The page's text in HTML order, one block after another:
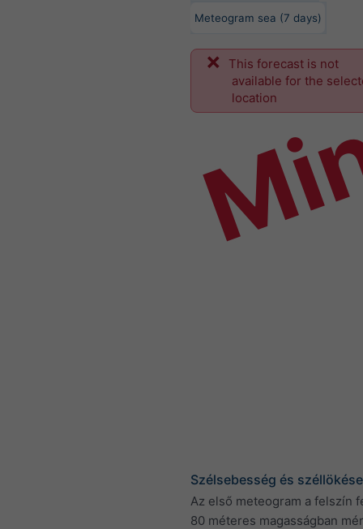
Meteogram sea (7 days)
This forecast is not
available for the
location
Szélsebesség és
Az első meteogram a felszín
80 méteres magasságban